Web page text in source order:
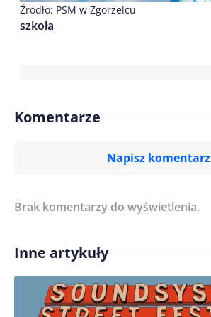
Źródło: PSM w Zgorzelcu
szkoła
Komentarze
Napisz komentarz
Treść komentarza*
Imię/ Nick*
Brak komentarzy do wyświetlenia.
Inne artykuły